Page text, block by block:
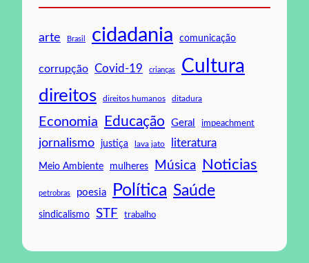
arte Brasil cidadania comunicação
corrupção Covid-19 crianças Cultura
direitos direitos humanos ditadura
Economia Educação Geral impeachment
jornalismo justiça lava jato literatura
Meio Ambiente mulheres Música Noticias
petrobras poesia Política Saúde
sindicalismo STF trabalho